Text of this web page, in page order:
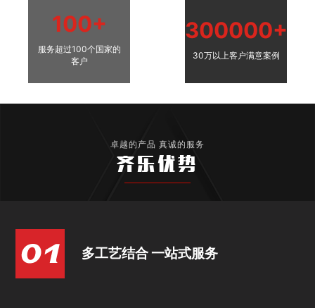
100+
服务超过100个国家的
客户
300000+
30万以上客户满意案例
卓越的产品 真诚的服务
齐乐优势
多工艺结合 一站式服务